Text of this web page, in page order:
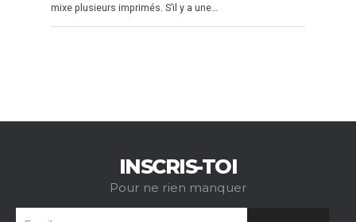
mixe plusieurs imprimés. S’il y a une…
INSCRIS-TOI
Pour ne rien manquer